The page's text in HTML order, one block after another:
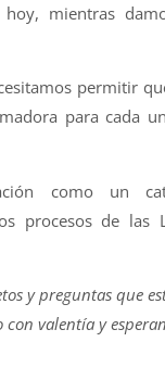
mientras
permitir
para cada
como un
procesos de las
y preguntas que
valentía y